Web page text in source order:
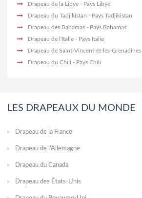
Drapeau de la Libye - Pays Libye
Drapeau du Tadjikistan - Pays Tadjikistan
Drapeau des Bahamas - Pays Bahamas
Drapeau de l'Italie - Pays Italie
Drapeau de Saint-Vincent-et-les-Grenadines
Drapeau du Chili - Pays Chili
LES DRAPEAUX DU MONDE
Drapeau de la France
Drapeau de l'Allemagne
Drapeau du Canada
Drapeau des États-Unis